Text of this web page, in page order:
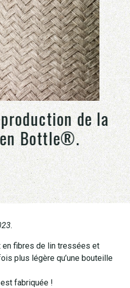
de la
Bottle®.
en fibres de lin tressées et
plus légère qu’une bouteille
fabriquée !